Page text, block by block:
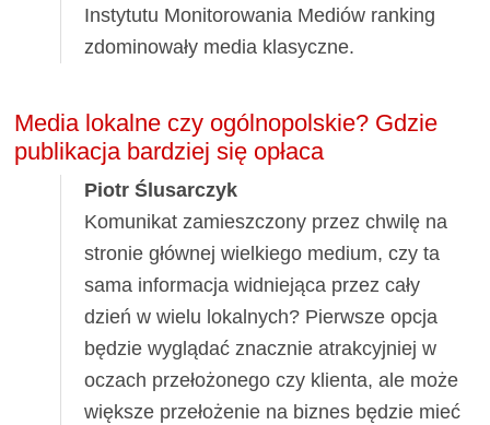
Instytutu Monitorowania Mediów ranking
zdominowały media klasyczne.
Media lokalne czy ogólnopolskie? Gdzie
publikacja bardziej się opłaca
Piotr Ślusarczyk
Komunikat zamieszczony przez chwilę na
stronie głównej wielkiego medium, czy ta
sama informacja widniejąca przez cały
dzień w wielu lokalnych? Pierwsze opcja
będzie wyglądać znacznie atrakcyjniej w
oczach przełożonego czy klienta, ale może
większe przełożenie na biznes będzie mieć